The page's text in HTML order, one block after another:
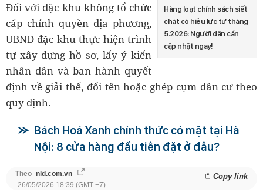
Hàng loạt chính sách siết
chặt có hiệu lực từ tháng
5.2026: Người dân cần
cập nhật ngay!
Đối với đặc khu không tổ chức
cấp chính quyền địa phương,
UBND đặc khu thực hiện trình
tự xây dựng hồ sơ, lấy ý kiến
nhân dân và ban hành quyết
định về giải thể, đổi tên hoặc ghép cụm dân cư theo
quy định.
Bách Hoá Xanh chính thức có mặt tại Hà
Nội: 8 cửa hàng đầu tiên đặt ở đâu?
Theo nld.com.vn Copy link
26/05/2026 18:39 (GMT +7)